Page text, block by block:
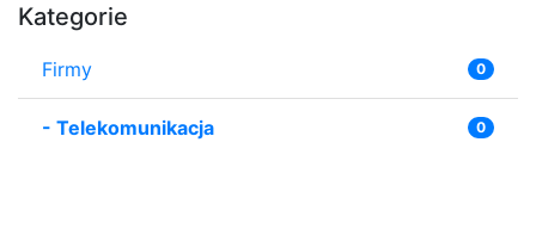
Kategorie
Firmy 0
- Telekomunikacja 0